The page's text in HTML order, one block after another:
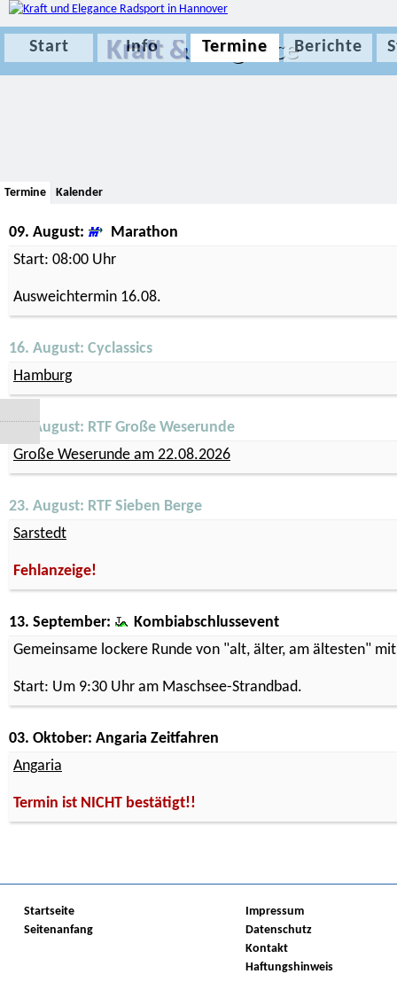
Kraft & Elegance
Start Info Termine Berichte
Termine Kalender
09. August: Marathon
Start: 08:00 Uhr
Ausweichtermin 16.08.
16. August: Cyclassics
Hamburg
22. August: RTF Große Weserunde
Große Weserunde am 22.08.2026
23. August: RTF Sieben Berge
Sarstedt
Fehlanzeige!
13. September: Kombiabschlussevent
Gemeinsame lockere Runde von "alt, älter, am ältesten"
Start: Um 9:30 Uhr am Maschsee-Strandbad.
03. Oktober: Angaria Zeitfahren
Angaria
Termin ist NICHT bestätigt!!
Startseite
Seitenanfang
Impressum
Datenschutz
Kontakt
Haftungshinweis